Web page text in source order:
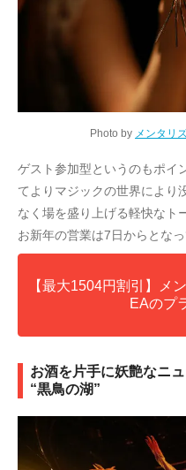
Photo by メンタリ
ゲスト参加型というのもポイ
てよりマジックの世界により
なく場を盛り上げる軽快な
お新年の営業は7日からとなっ
【最大1504円割引】メ
EAのプ
お酒を片手に妖艶なニ
“黒鳥の湖”